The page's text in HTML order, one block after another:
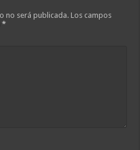
no será publicada. Los campos
*